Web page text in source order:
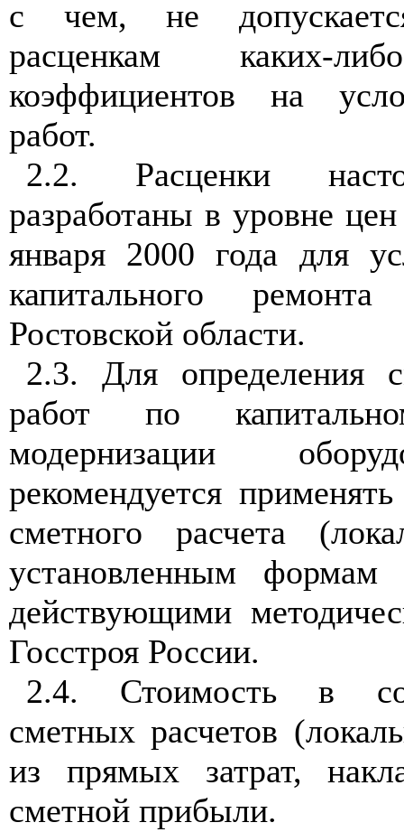
с чем, не
расценкам каких-
коэффициентов на
работ.
2.2. Расценки
разработаны в уровне
января 2000 года для
капитального
Ростовской области.
2.3. Для определения
работ по
модернизации
рекомендуется
сметного расчета
установленным формам
действующими
Госстроя России.
2.4. Стоимость в
сметных расчетов
из прямых затрат,
сметной прибыли.